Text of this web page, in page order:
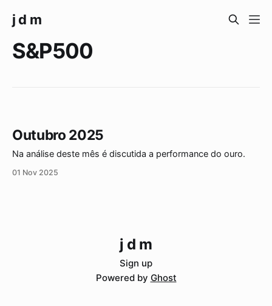
j d m
S&P500
Outubro 2025
Na análise deste mês é discutida a performance do ouro.
01 Nov 2025
j d m
Sign up
Powered by Ghost